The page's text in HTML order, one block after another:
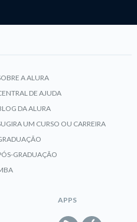
A ALURA
DE AJUDA
DA ALURA
UM CURSO OU CARREIRA
GRADUAÇÃO
APPS